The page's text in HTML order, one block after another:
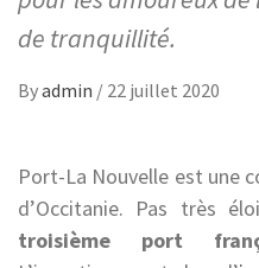
de tranquillité.
Byadmin / 22 juillet 2020
Port-La Nouvelle est une
d’Occitanie. Pas très
troisième port